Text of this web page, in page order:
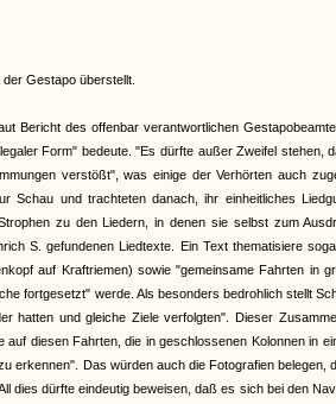
Gestapo überstellt.
Bericht des offenbar verantwortlichen
Form" bedeute. "Es dürfte außer Zweifel stehen,
verstößt", was einige der Verhörten auch
und trachteten danach, ihr einheitliches
zu den Liedern, in denen sie selbst zum
S. gefundenen Liedtexte. Ein Text thematisiere
auf Kraftriemen) sowie "gemeinsame Fahrten in
fortgesetzt" werde. Als besonders bedrohlich stellt
hatten und gleiche Ziele verfolgten". Dieser
diesen Fahrten, die in geschlossenen Kolonnen in
Das würden auch die Fotografien belegen,
dies dürfte eindeutig beweisen, daß es sich bei den